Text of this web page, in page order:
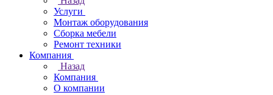
Услуги
Монтаж оборудования
Сборка мебели
Ремонт техники
Компания
Назад
Компания
О компании